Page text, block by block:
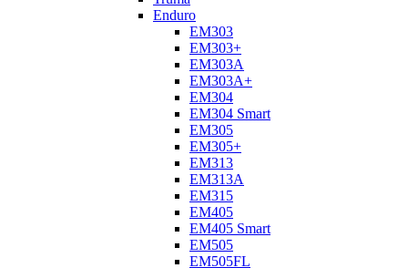
Enduro
EM303
EM303+
EM303A
EM303A+
EM304
EM304 Smart
EM305
EM305+
EM313
EM313A
EM315
EM405
EM405 Smart
EM505
EM505FL